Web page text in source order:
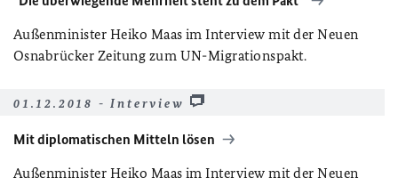
Außenminister Heiko Maas im Interview mit der Neuen
Osnabrücker Zeitung zum UN-Migrationspakt.
01.12.2018 - Interview
Mit diplomatischen Mitteln lösen
Außenminister Heiko Maas im Interview mit der Neuen